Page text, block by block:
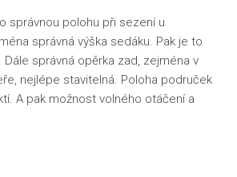
správnou polohu při sezení u
správná výška sedáku. Pak je to
správná opěrka zad, zejména v
nejlépe stavitelná. Poloha područek
A pak možnost volného otáčení a